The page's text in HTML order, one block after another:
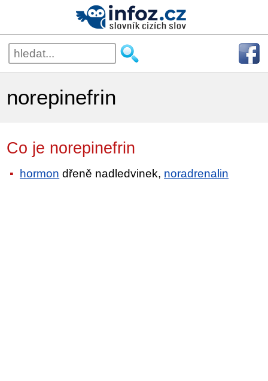
norepinefrin
Co je norepinefrin
hormon dřeně nadledvinek, noradrenalin